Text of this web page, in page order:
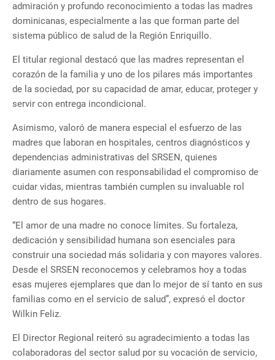
admiración y profundo reconocimiento a todas las madres
dominicanas, especialmente a las que forman parte del
sistema público de salud de la Región Enriquillo.
El titular regional destacó que las madres representan el
corazón de la familia y uno de los pilares más importantes
de la sociedad, por su capacidad de amar, educar, proteger y
servir con entrega incondicional.
Asimismo, valoró de manera especial el esfuerzo de las
madres que laboran en hospitales, centros diagnósticos y
dependencias administrativas del SRSEN, quienes
diariamente asumen con responsabilidad el compromiso de
cuidar vidas, mientras también cumplen su invaluable rol
dentro de sus hogares.
“El amor de una madre no conoce límites. Su fortaleza,
dedicación y sensibilidad humana son esenciales para
construir una sociedad más solidaria y con mayores valores.
Desde el SRSEN reconocemos y celebramos hoy a todas
esas mujeres ejemplares que dan lo mejor de sí tanto en sus
familias como en el servicio de salud”, expresó el doctor
Wilkin Feliz.
El Director Regional reiteró su agradecimiento a todas las
colaboradoras del sector salud por su vocación de servicio,